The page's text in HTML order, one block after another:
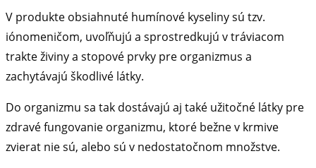
V produkte obsiahnuté humínové kyseliny sú tzv.
iónomeničom, uvoľňujú a sprostredkujú v tráviacom
trakte živiny a stopové prvky pre organizmus a
zachytávajú škodlivé látky.
Do organizmu sa tak dostávajú aj také užitočné látky pre
zdravé fungovanie organizmu, ktoré bežne v krmive
zvierat nie sú, alebo sú v nedostatočnom množstve.